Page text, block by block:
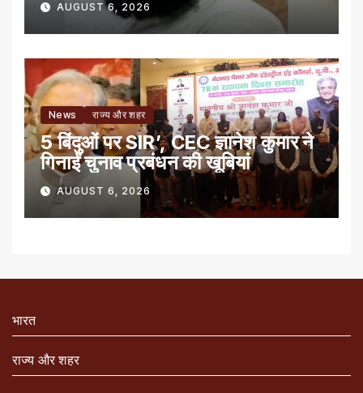
AUGUST 6, 2026
News राज्य और शहर
5 बिंदुओं पर SIR’, CEC ज्ञानेश कुमार ने
गिनाईं चुनाव प्रबंधन की खूबियां
AUGUST 6, 2026
भारत
राज्य और शहर